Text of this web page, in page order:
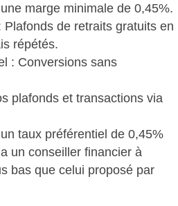
marge minimale de 0,45%.
Plafonds de retraits gratuits en
répétés.
: Conversions sans
plafonds et transactions via
taux préférentiel de 0,45%
un conseiller financier à
bas que celui proposé par